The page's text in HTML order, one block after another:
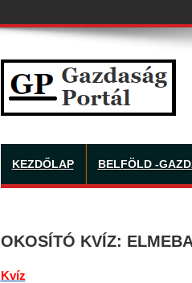
KEZDŐLAP BELFÖLD -
OKOSÍTÓ KVÍZ:
Kvíz